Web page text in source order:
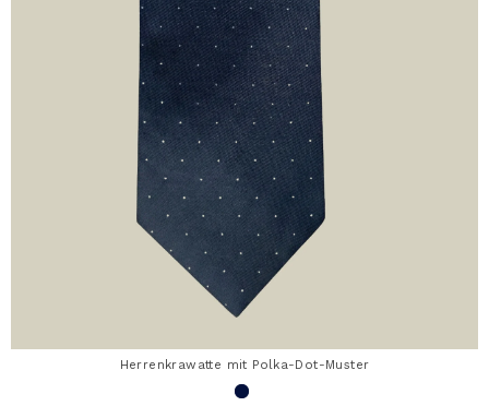
Herrenkrawatte mit Polka-Dot-Muster